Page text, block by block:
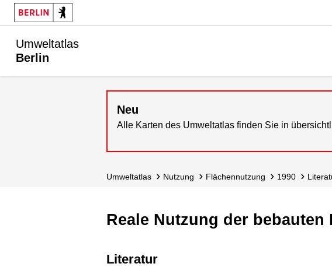
Umweltatlas
Berlin
Neu
Alle Karten des Umweltatlas finden Sie in
Umweltatlas Nutzung Flächennutzung 1990
Reale Nutzung der
Literatur